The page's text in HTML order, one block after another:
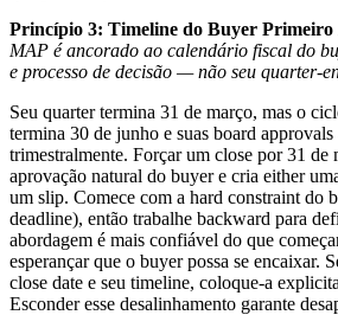
Princípio 3: Timeline do Buyer Primeiro
MAP é ancorado ao calendário fiscal do
e processo de decisão — não seu quarter-
Seu quarter termina 31 de março, mas o
termina 30 de junho e suas board approvals
trimestralmente. Forçar um close por 31
aprovação natural do buyer e cria either
um slip. Comece com a hard constraint do
deadline), então trabalhe backward para
abordagem é mais confiável do que
esperançar que o buyer possa se encaixar.
close date e seu timeline, coloque-a
Esconder esse desalinhamento garante